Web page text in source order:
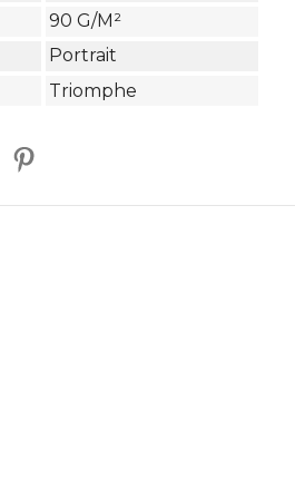
90 G/m²
Portrait
Triomphe